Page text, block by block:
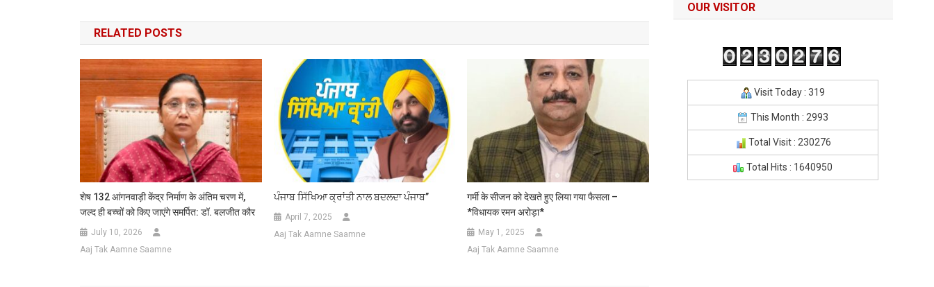
navigation
RELATED POSTS
शेष 132 आंगनवाड़ी केंद्र निर्माण के अंतिम चरण में,
जल्द ही बच्चों को किए जाएंगे समर्पित: डॉ. बलजीत कौर
July 10, 2026
Aaj Tak Aamne Saamne
ਪੰਜਾਬ ਸਿੱਖਿਆ ਕ੍ਰਾਂਤੀ ਨਾਲ ਬਦਲਦਾ ਪੰਜਾਬ”
April 7, 2025
Aaj Tak Aamne Saamne
गर्मी के सीजन को देखते हुए लिया गया फैसला –
*विधायक रमन अरोड़ा*
May 1, 2025
Aaj Tak Aamne Saamne
OUR VISITOR
Visit Today : 319
This Month : 2993
Total Visit : 230276
Total Hits : 1640950